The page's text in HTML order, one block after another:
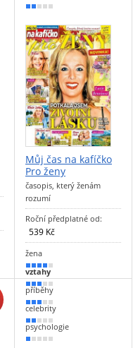
40 %
Můj čas na kafíčko
Pro ženy
časopis, který ženám
rozumí
Roční předplatné od:
539 Kč
žena
80 %
vztahy
60 %
příběhy
50 %
celebrity
40 %
psychologie
20 %